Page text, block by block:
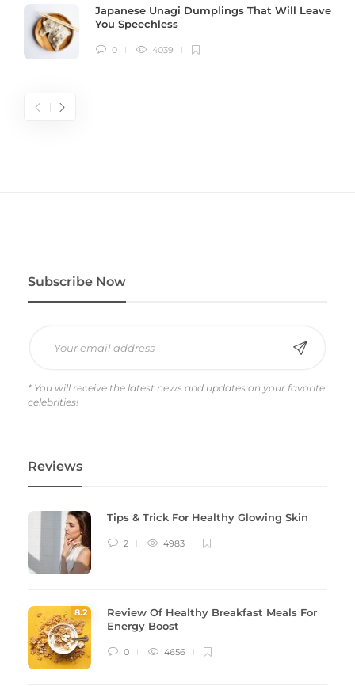
Japanese Unagi Dumplings That Will Leave
You Speechless
0 4039
Subscribe Now
* You will receive the latest news and updates on your favorite
celebrities!
Reviews
Tips & Trick For Healthy Glowing Skin
2 4983
8.2
Review Of Healthy Breakfast Meals For
Energy Boost
0 4656